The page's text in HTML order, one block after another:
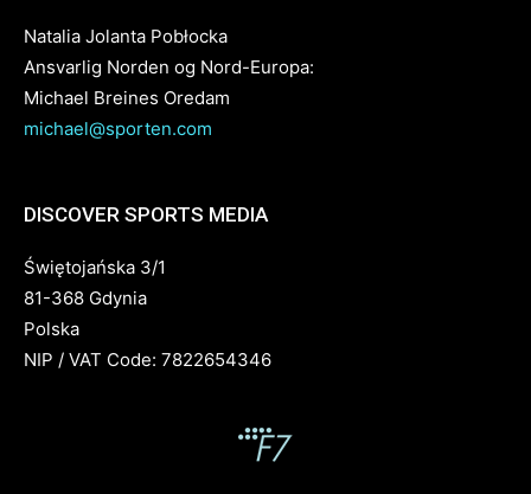
Natalia Jolanta Pobłocka
Ansvarlig Norden og Nord-Europa:
Michael Breines Oredam
michael@sporten.com
DISCOVER SPORTS MEDIA
Świętojańska 3/1
81-368 Gdynia
Polska
NIP / VAT Code: 7822654346